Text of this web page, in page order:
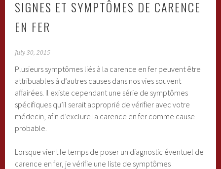
SIGNES ET SYMPTÔMES DE CARENCE
EN FER
July 30, 2015
Plusieurs symptômes liés à la carence en fer peuvent être
attribuables à d’autres causes dans nos vies souvent
affairées. Il existe cependant une série de symptômes
spécifiques qu’il serait approprié de vérifier avec votre
médecin, afin d’exclure la carence en fer comme cause
probable.
Lorsque vient le temps de poser un diagnostic éventuel de
carence en fer, je vérifie une liste de symptômes